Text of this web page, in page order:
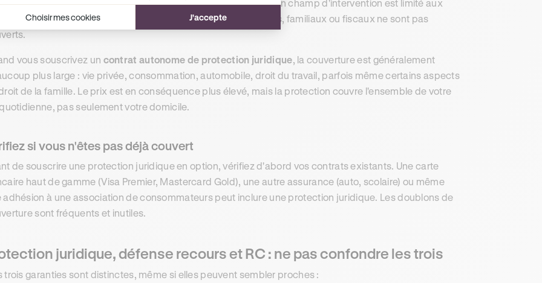
la protection juridique estintégrée à votre contrat MRH, son champ d'intervention est limité aux
en lien direct avec votre logement. Les conflits professionnels, familiaux ou fiscaux ne sont pas
vous souscrivez un contrat autonome de protection juridique, la couverture est généralement
plus large : vie privée, consommation, automobile, droit du travail, parfois même certains aspects
de la famille. Le prix est en conséquence plus élevé, mais la protection couvre l'ensemble de votre
pas seulement votre domicile.
si vous n'êtes pas déjà couvert
de souscrire une protection juridique en option, vérifiez d'abord vos contrats existants. Une carte
haut de gamme (Visa Premier, Mastercard Gold), une autre assurance (auto, scolaire) ou même
adhésion à une association de consommateurs peut inclure une protection juridique. Les doublons de
sont fréquents et inutiles.
juridique, défense recours et RC : ne pas confondre les trois
trois garanties sont distinctes, même si elles peuvent sembler proches :
Choisir mes cookies J'accepte